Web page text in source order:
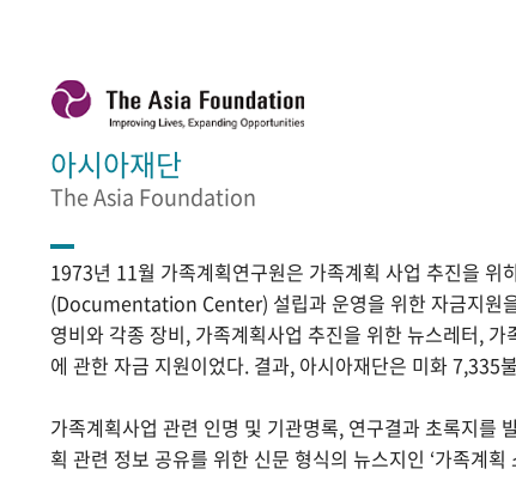
아시아재단
The Asia Foundation
1973년 11월 가족계획연구원은 가족계획 사업 추진을 위
(Documentation Center) 설립과 운영을 위한 자금지원
영비와 각종 장비, 가족계획사업 추진을 위한 뉴스레터,
에 관한 자금 지원이었다. 결과, 아시아재단은 미화 7,335
가족계획사업 관련 인명 및 기관명록, 연구결과 초록지를
획 관련 정보 공유를 위한 신문 형식의 뉴스지인 ‘가족계